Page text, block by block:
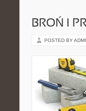
BROŃ I
POSTED BY